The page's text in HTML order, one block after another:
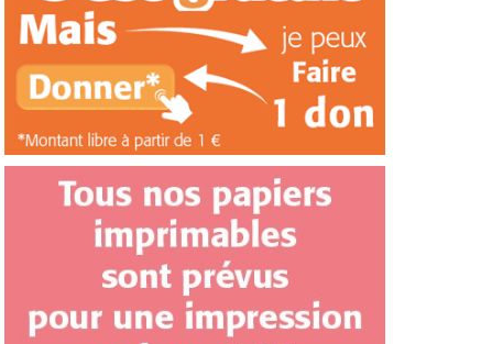
Embellissements & Co
Boutons,
sujets/découpe en bois…
C'EST PAR ICI